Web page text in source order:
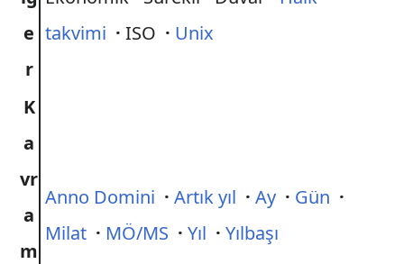
e
r
takvimi · ISO · Unix
K
a
vr
a
m
Anno Domini · Artık yıl · Ay · Gün ·
Milat · MÖ/MS · Yıl · Yılbaşı